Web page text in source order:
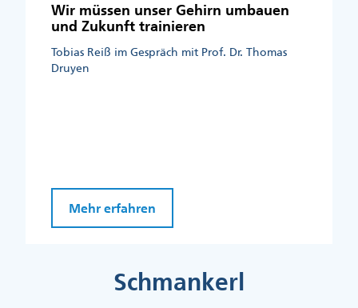
Wir müssen unser Gehirn umbauen
und Zukunft trainieren
Tobias Reiß im Gespräch mit Prof. Dr. Thomas
Druyen
Mehr erfahren
Schmankerl